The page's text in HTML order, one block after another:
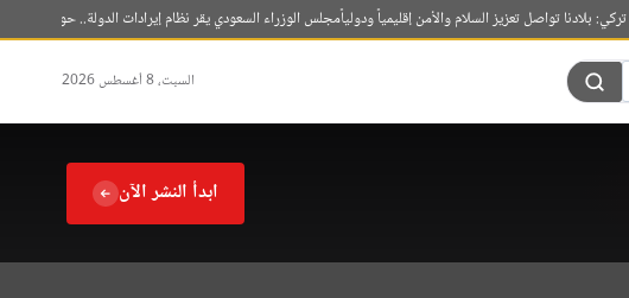
تواصل تعزيز السلام والأمن إقليمياً ودولياًمجلس الوزراء السعودي يقر نظام إيرادات الدولة.. حوافز للجهات
السبت، 8 أغسطس 2026
ابدأ النشر الآن